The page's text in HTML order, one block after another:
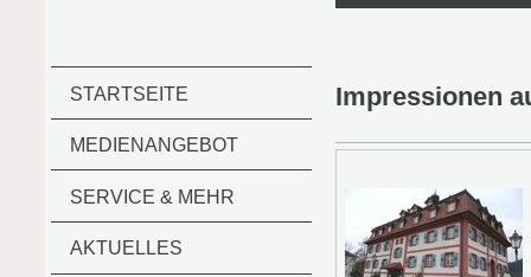
STARTSEITE
MEDIENANGEBOT
SERVICE & MEHR
AKTUELLES
Impressionen